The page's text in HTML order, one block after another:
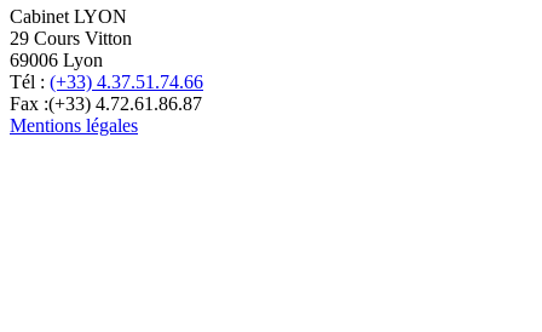
Cabinet LYON
29 Cours Vitton
69006 Lyon
Tél : (+33) 4.37.51.74.66
Fax :(+33) 4.72.61.86.87
Mentions légales